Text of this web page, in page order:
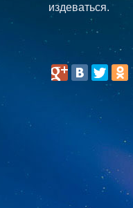
издеваться.